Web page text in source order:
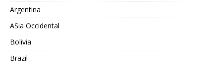
Argentina
ASia Occidental
Bolivia
Brazil